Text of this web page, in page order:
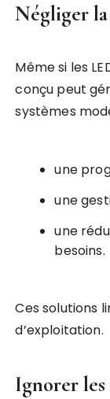
Négliger
Même si les
conçu peut
systèmes
une
une
une
besoins.
Ces solutions
d’exploitation.
Ignorer